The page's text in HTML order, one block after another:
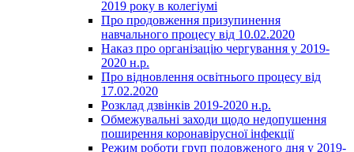
2019 року в колегіумі
Про продовження призупинення
навчального процесу від 10.02.2020
Наказ про організацію чергування у 2019-
2020 н.р.
Про відновлення освітнього процесу від
17.02.2020
Розклад дзвінків 2019-2020 н.р.
Обмежувальні заходи щодо недопушення
поширення коронавірусної інфекції
Режим роботи груп подовженого дня у 2019-